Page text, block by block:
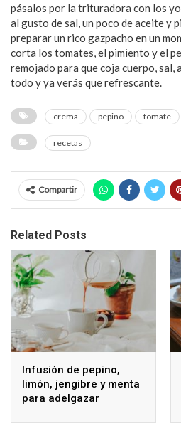
pásalos por la trituradora con los
al gusto de sal, un poco de aceite y
preparar un rico gazpacho en un
corta los tomates, el pimiento y el
remojado para que coja cuerpo,
todo y ya verás que refrescante.
crema pepino tomate
recetas
Compartir
Related Posts
Infusión de pepino,
limón, jengibre y menta
para adelgazar